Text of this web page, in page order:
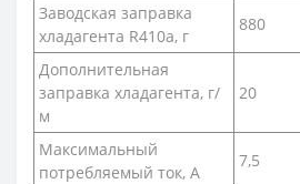
Заводская заправка
хладагента R410a, г
880
Дополнительная
заправка хладагента, г/
м
20
Максимальный
потребляемый ток, А
7,5